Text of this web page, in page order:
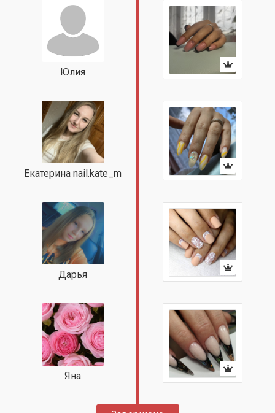
Юлия
Екатерина nail.kate_m
Дарья
Яна